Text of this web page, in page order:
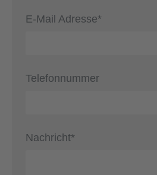
E-Mail Adresse*
Telefonnummer
Nachricht*